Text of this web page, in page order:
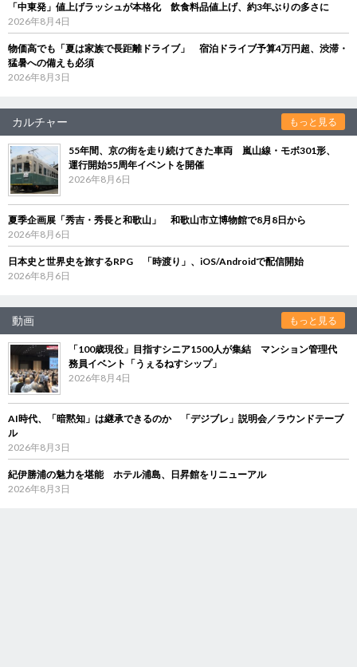
「中東発」値上げラッシュが本格化 飲食料品値上げ、約3年ぶりの多さに
2026年8月4日
物価高でも「夏は家族で長距離ドライブ」 宿泊ドライブ予算4万円超、渋滞・
猛暑への備えも必須
2026年8月3日
カルチャー もっと見る
55年間、京の街を走り続けてきた車両 嵐山線・モボ301形、
運行開始55周年イベントを開催
2026年8月6日
夏季企画展「秀吉・秀長と和歌山」 和歌山市立博物館で8月8日から
2026年8月6日
日本史と世界史を旅するRPG 「時渡り」、iOS/Androidで配信開始
2026年8月6日
動画 もっと見る
「100歳現役」目指すシニア1500人が集結 マンション管理代
務員イベント「うぇるねすシップ」
2026年8月4日
AI時代、「暗黙知」は継承できるのか 「デジブレ」説明会／ラウンドテーブ
ル
2026年8月3日
紀伊勝浦の魅力を堪能 ホテル浦島、日昇館をリニューアル
2026年8月3日